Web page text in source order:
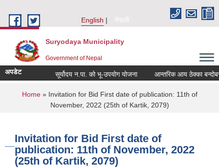
English
नेपाली
Suryodaya Municipality
Government of Nepal
अपडेट सूर्योदय न.पा. को भू-उपयोग योजना आन्तरिक आय ठेक्का
You are here
Home» Invitation for Bid First date of publication: 11th of
November, 2022 (25th of Kartik, 2079)
Invitation for Bid First date of
publication: 11th of November, 2022
(25th of Kartik, 2079)